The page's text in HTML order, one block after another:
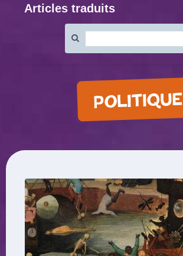
Articles traduits
:
POLITIQUE